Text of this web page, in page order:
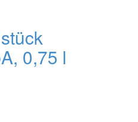
0,75 l